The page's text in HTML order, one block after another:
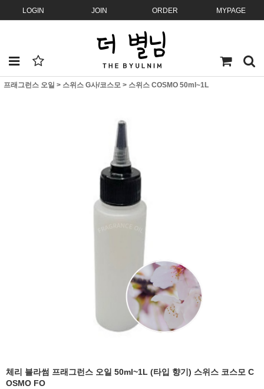
LOGIN JOIN ORDER MYPAGE
프래그런스 오일 > 스위스 G사/코스모 > 스위스 COSMO 50ml~1L
체리 블라썸 프래그런스 오일 50ml~1L (타입 향기) 스위스 코스모 C
OSMO FO